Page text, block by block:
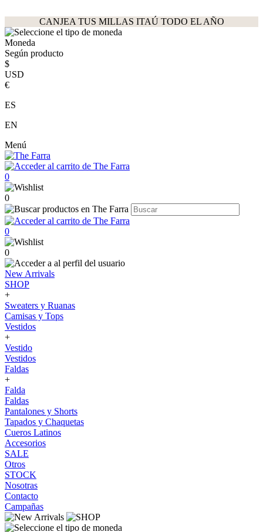
CANJEA TUS MILLAS ITAÚ TODO EL AÑO
Moneda
Según producto
$
USD
€
ES
EN
Menú
0
0
0
0
New Arrivals
SHOP
+
Sweaters y Ruanas
Camisas y Tops
Vestidos
+
Vestido
Vestidos
Faldas
+
Falda
Faldas
Pantalones y Shorts
Tapados y Chaquetas
Cueros Latinos
Accesorios
SALE
Otros
STOCK
Nosotras
Contacto
Campañas